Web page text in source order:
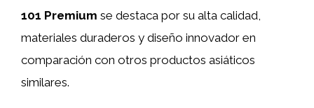
101 Premium se destaca por su alta calidad,
materiales duraderos y diseño innovador en
comparación con otros productos asiáticos
similares.